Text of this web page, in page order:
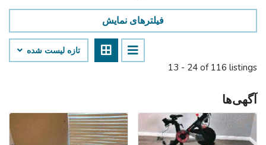
13 - 24 of 116 listings
فیلترهای نمایش
تازه لیست شده
آگهی‌ها